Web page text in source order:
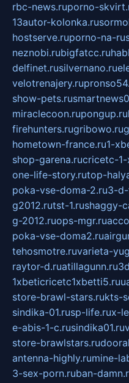
rbc-news.ruporno-
13autor-kolonka.ru
hostserve.ruporno-na-
neznobi.rubigfatcc.ru
delfinet.rusilvernano.ru
velotrenajery.ru
show-pets.ru
miraclecoon.rupongup.ru
firehunters.rugribowo.ru
hometown-france.ru1-
shop-garena.rucricetc-
one-life-story.rutop-
poka-vse-doma-2.ru3-
g2012.rutst-1.rushaggy-
g-2012.ruops-mgr.ru
poka-vse-doma2.ru
tehosmotre.ruvarieta-
raytor-d.ruatillagunn.ru
1xbeticricetc1xbetti5.ru
store-brawl-stars.rukts-
sindika-01.rusp-life.rux-
e-abis-1-c.rusindika01.ru
store-brawlstars.ru
antenna-highly.rumine-
3-sex-porn.ruban-